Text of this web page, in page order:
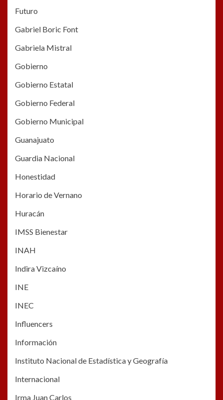
Futuro
Gabriel Boric Font
Gabriela Mistral
Gobierno
Gobierno Estatal
Gobierno Federal
Gobierno Municipal
Guanajuato
Guardia Nacional
Honestidad
Horario de Vernano
Huracán
IMSS Bienestar
INAH
Indira Vizcaíno
INE
INEC
Influencers
Información
Instituto Nacional de Estadística y Geografía
Internacional
Irma Juan Carlos